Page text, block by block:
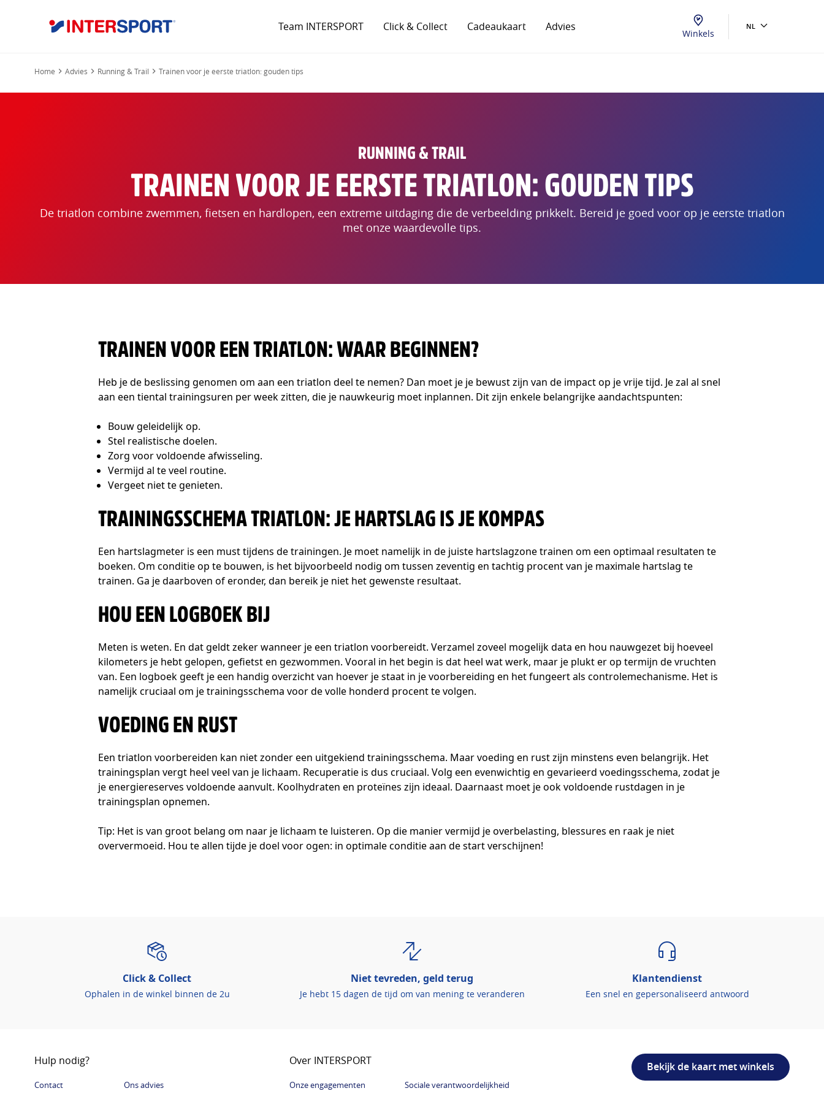
Team INTERSPORT Click & Collect Cadeaukaart Advies Winkels
NL
Home Advies Running & Trail Trainen voor je eerste triatlon: gouden tips
RUNNING & TRAIL
TRAINEN VOOR JE EERSTE TRIATLON: GOUDEN TIPS
De triatlon combine zwemmen, fietsen en hardlopen, een extreme uitdaging die de verbeelding prikkelt. Bereid je goed voor op je eerste triatlon
met onze waardevolle tips.
TRAINEN VOOR EEN TRIATLON: WAAR BEGINNEN?
Heb je de beslissing genomen om aan een triatlon deel te nemen? Dan moet je je bewust zijn van de impact op je vrije tijd. Je zal al snel
aan een tiental trainingsuren per week zitten, die je nauwkeurig moet inplannen. Dit zijn enkele belangrijke aandachtspunten:
Bouw geleidelijk op.
Stel realistische doelen.
Zorg voor voldoende afwisseling.
Vermijd al te veel routine.
Vergeet niet te genieten.
TRAININGSSCHEMA TRIATLON: JE HARTSLAG IS JE KOMPAS
Een hartslagmeter is een must tijdens de trainingen. Je moet namelijk in de juiste hartslagzone trainen om een optimaal resultaten te
boeken. Om conditie op te bouwen, is het bijvoorbeeld nodig om tussen zeventig en tachtig procent van je maximale hartslag te
trainen. Ga je daarboven of eronder, dan bereik je niet het gewenste resultaat.
HOU EEN LOGBOEK BIJ
Meten is weten. En dat geldt zeker wanneer je een triatlon voorbereidt. Verzamel zoveel mogelijk data en hou nauwgezet bij hoeveel
kilometers je hebt gelopen, gefietst en gezwommen. Vooral in het begin is dat heel wat werk, maar je plukt er op termijn de vruchten
van. Een logboek geeft je een handig overzicht van hoever je staat in je voorbereiding en het fungeert als controlemechanisme. Het is
namelijk cruciaal om je trainingsschema voor de volle honderd procent te volgen.
VOEDING EN RUST
Een triatlon voorbereiden kan niet zonder een uitgekiend trainingsschema. Maar voeding en rust zijn minstens even belangrijk. Het
trainingsplan vergt heel veel van je lichaam. Recuperatie is dus cruciaal. Volg een evenwichtig en gevarieerd voedingsschema, zodat je
je energiereserves voldoende aanvult. Koolhydraten en proteïnes zijn ideaal. Daarnaast moet je ook voldoende rustdagen in je
trainingsplan opnemen.
Tip: Het is van groot belang om naar je lichaam te luisteren. Op die manier vermijd je overbelasting, blessures en raak je niet
oververmoeid. Hou te allen tijde je doel voor ogen: in optimale conditie aan de start verschijnen!
Click & Collect
Ophalen in de winkel binnen de 2u
Niet tevreden, geld terug
Je hebt 15 dagen de tijd om van mening te veranderen
Klantendienst
Een snel en gepersonaliseerd antwoord
Hulp nodig?
Contact
Ons advies
Over INTERSPORT
Onze engagementen
Sociale verantwoordelijkheid
Bekijk de kaart met winkels